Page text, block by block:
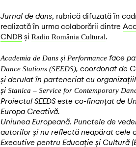
Jurnal de dans, rubrică difuzată în
realizată în urma colaborării dintre
CNDBși Radio România Cultural.
Academia de Dans și Performance face
Dance Stations (SEEDS), coordonat de
și derulat în parteneriat cu
șiStanica – Service for Contemporary
Proiectul SEEDS este co-finanțat de
Europa Creativă.
Uniunea Europeană. Punctele de
autorilor și nu reflectă neapărat cele
Executive pentru Educație și Cultură